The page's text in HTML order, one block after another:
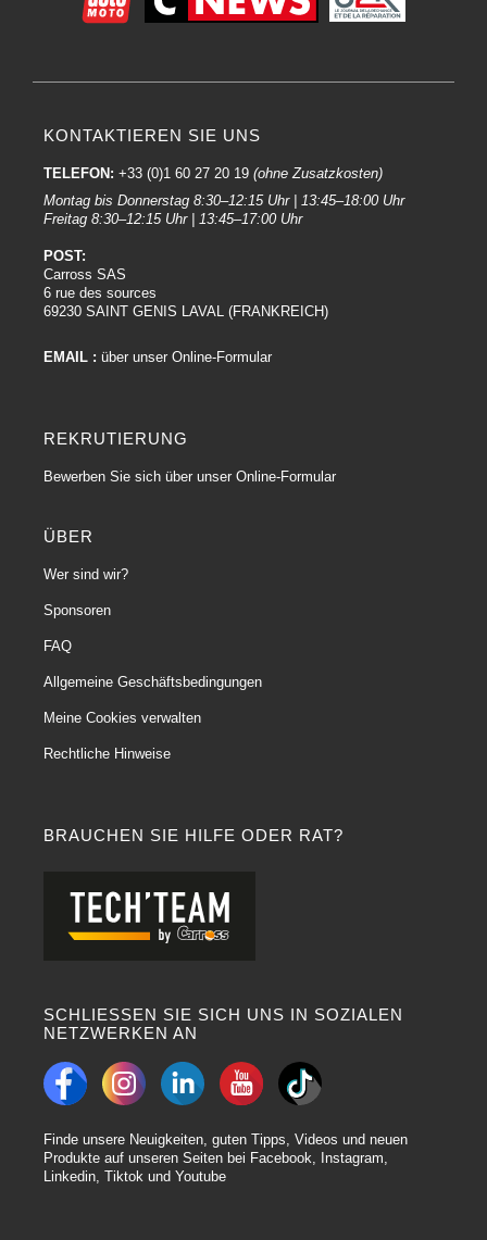
BRAUCHEN SIE HILFE ODER RAT?
SCHLIESSEN SIE SICH UNS IN SOZIALEN
NETZWERKEN AN
Finde unsere Neuigkeiten, guten Tipps, Videos und neuen
Produkte auf unseren Seiten bei Facebook, Instagram,
Linkedin, Tiktok und Youtube
KONTAKTIEREN SIE UNS
TELEFON: +33 (0)1 60 27 20 19 (ohne Zusatzkosten)
Montag bis Donnerstag 8:30–12:15 Uhr | 13:45–18:00 Uhr
Freitag 8:30–12:15 Uhr | 13:45–17:00 Uhr
POST:
Carross SAS
6 rue des sources
69230 SAINT GENIS LAVAL (FRANKREICH)
EMAIL : über unser Online-Formular
REKRUTIERUNG
Bewerben Sie sich über unser Online-Formular
ÜBER
Wer sind wir?
Sponsoren
FAQ
Allgemeine Geschäftsbedingungen
Meine Cookies verwalten
Rechtliche Hinweise